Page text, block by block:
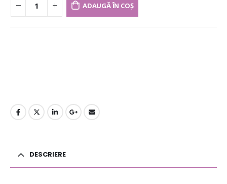
ADAUGĂ ÎN COȘ
DESCRIERE